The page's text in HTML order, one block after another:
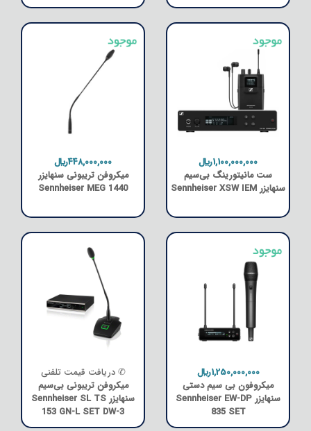
1,100,000,000﷼
ست مانیتورینگ بی‌سیم
سنهایزر Sennheiser XSW IEM
448,000,000﷼
میکروفن تریبونی سنهایزر
Sennheiser MEG 1440
1,250,000,000﷼
میکروفون بی سیم دستی
سنهایزر Sennheiser EW-DP
835 SET
✆ دریافت قیمت تلفنی
میکروفن تریبونی بی‌سیم
سنهایزر Sennheiser SL TS
153 GN-L SET DW-3